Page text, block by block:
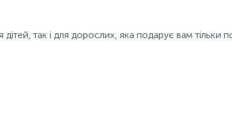
так і для дорослих, яка подарує вам тільки